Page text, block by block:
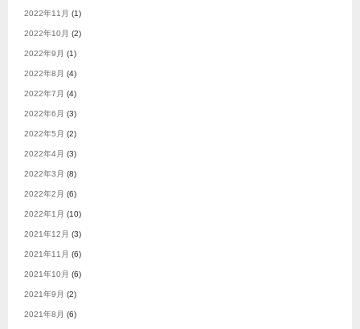
2022年11月 (1)
2022年10月 (2)
2022年9月 (1)
2022年8月 (4)
2022年7月 (4)
2022年6月 (3)
2022年5月 (2)
2022年4月 (3)
2022年3月 (8)
2022年2月 (6)
2022年1月 (10)
2021年12月 (3)
2021年11月 (6)
2021年10月 (6)
2021年9月 (2)
2021年8月 (6)